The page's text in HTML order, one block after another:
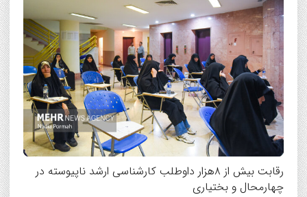
رقابت بیش از ۸هزار داوطلب کارشناسی ارشد ناپیوسته در
چهارمحال و بختیاری